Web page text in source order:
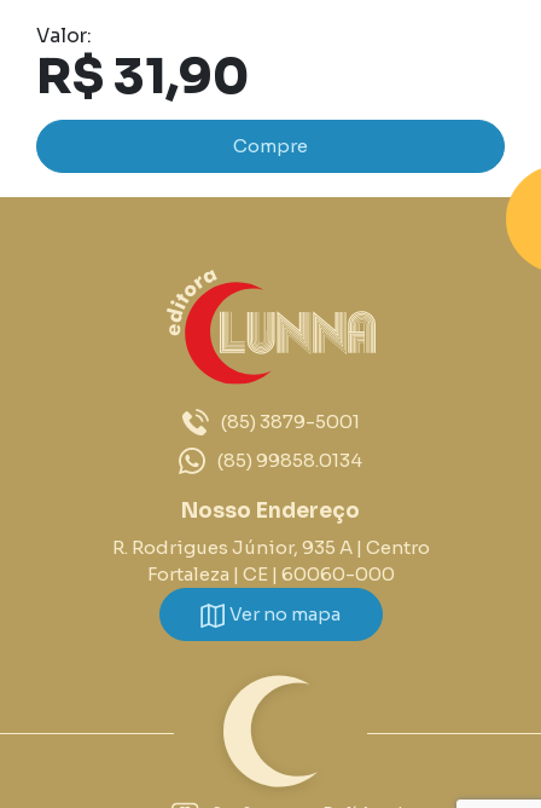
Valor:
R$ 31,90
Compre
(85) 3879-5001
(85) 99858.0134
Nosso Endereço
R. Rodrigues Júnior, 935 A | Centro
Fortaleza | CE | 60060-000
Ver no mapa